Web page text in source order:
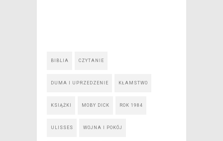
BIBLIA CZYTANIE
DUMA I UPRZEDZENIE KŁAMSTWO
KSIĄŻKI MOBY DICK ROK 1984
ULISSES WOJNA I POKÓJ